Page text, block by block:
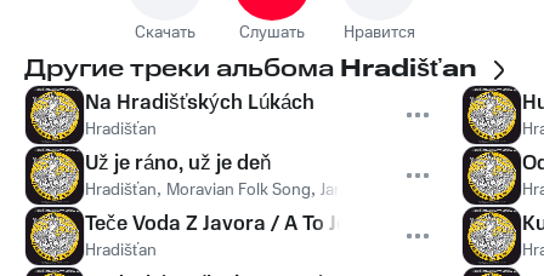
Скачать Слушать Нравится
Другие треки альбома Hradišťan
Na Hradišťských Lúkách
Hradišťan
Už je ráno, už je deň
Hradišťan, Moravian Folk Song, Jaroslav Staněk Vlasta
Teče Voda Z Javora / A To Je Ten Zamoravský
Hradišťan